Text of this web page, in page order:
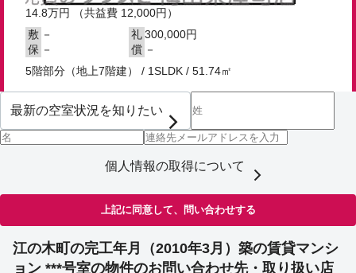
14.8万円
（共益費 12,000円）
敷 － 礼300,000円
保 － 償 －
5階部分（地上7階建） / 1SLDK / 51.74㎡
個人情報の取得について
上記に同意して、問い合わせする
江の木町の完工年月（2010年3月）築の賃貸マンシ
ョン ***号室の物件のお問い合わせ先・取り扱い店